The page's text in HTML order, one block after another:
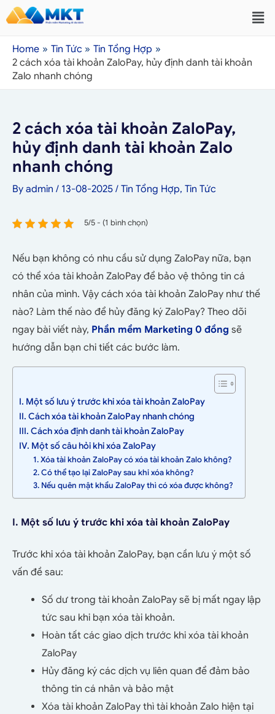
Home Tin Tức
Tin Tổng Hợp
2 cách xóa tài khoản ZaloPay, hủy định danh tài khoản
Zalo nhanh chóng
2 cách xóa tài khoản ZaloPay,
hủy định danh tài khoản Zalo
nhanh chóng
By admin / 13-08-2025 / Tin Tổng Hợp, Tin Tức
5/5 - (1 bình chọn)
Nếu bạn không có nhu cầu sử dụng ZaloPay nữa, bạn
có thể xóa tài khoản ZaloPay để bảo vệ thông tin cá
nhân của mình. Vậy cách xóa tài khoản ZaloPay như thế
nào? Làm thế nào để hủy đăng ký ZaloPay? Theo dõi
ngay bài viết này, Phần mềm Marketing 0 đồng sẽ
hướng dẫn bạn chi tiết các bước làm.
I. Một số lưu ý trước khi xóa tài khoản ZaloPay
II. Cách xóa tài khoản ZaloPay nhanh chóng
III. Cách xóa định danh tài khoản ZaloPay
IV. Một số câu hỏi khi xóa ZaloPay
1. Xóa tài khoản ZaloPay có xóa tài khoản Zalo không?
2. Có thể tạo lại ZaloPay sau khi xóa không?
3. Nếu quên mật khẩu ZaloPay thì có xóa được không?
I. Một số lưu ý trước khi xóa tài khoản ZaloPay
Trước khi xóa tài khoản ZaloPay, bạn cần lưu ý một số
vấn đề sau:
Số dư trong tài khoản ZaloPay sẽ bị mất ngay lập
tức sau khi bạn xóa tài khoản.
Hoàn tất các giao dịch trước khi xóa tài khoản
ZaloPay
Hủy đăng ký các dịch vụ liên quan để đảm bảo
thông tin cá nhân và bảo mật
Xóa tài khoản ZaloPay thì tài khoản Zalo hiện tại